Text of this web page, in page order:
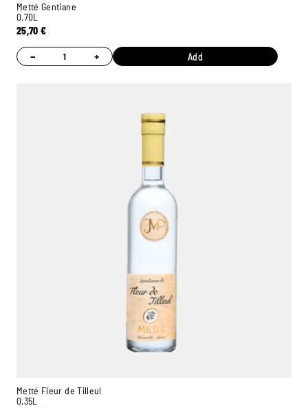
Metté Gentiane
0,70L
25,70€
− + Add
Metté Fleur de Tilleul
0,35L